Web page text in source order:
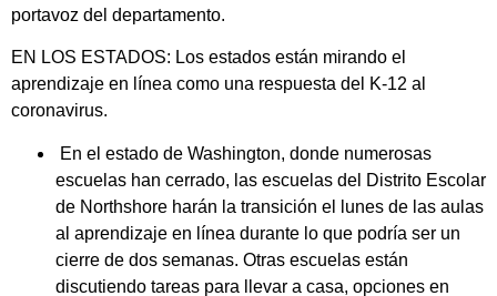
portavoz del departamento.
EN LOS ESTADOS: Los estados están mirando el
aprendizaje en línea como una respuesta del K-12 al
coronavirus.
En el estado de Washington, donde numerosas
escuelas han cerrado, las escuelas del Distrito Escolar
de Northshore harán la transición el lunes de las aulas
al aprendizaje en línea durante lo que podría ser un
cierre de dos semanas. Otras escuelas están
discutiendo tareas para llevar a casa, opciones en